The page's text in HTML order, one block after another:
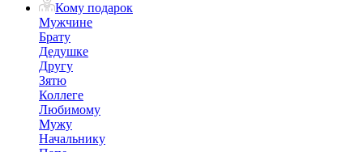
Кому подарок
Мужчине
Брату
Дедушке
Другу
Зятю
Коллеге
Любимому
Мужу
Начальнику